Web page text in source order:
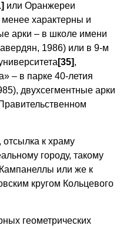
или Оранжереи
характерны и
арки – в школе имени
1986) или в 9-м
[35],
– в парке 40-летия
двухсегментные арки
отсылка к храму
городу, такому
или же к
кругом Кольцевого
геометрических